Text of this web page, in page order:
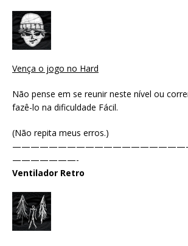
Vença o jogo no Hard
Não pense em se reunir neste nível ou
fazê-lo na dificuldade Fácil.
(Não repita meus erros.)
———————-
Ventilador Retro